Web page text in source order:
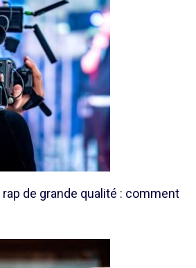
rap de grande qualité : comment